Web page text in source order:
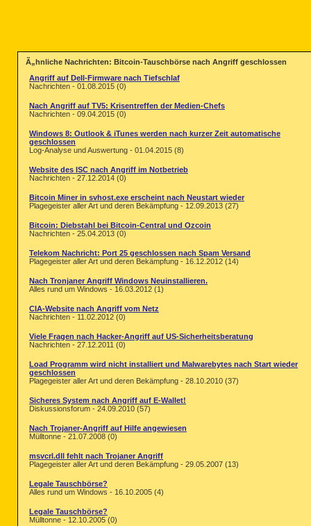
Ã„hnliche Nachrichten: Bitcoin-Tauschbörse nach Angriff geschlossen
Angriff auf Dell-Firmware nach Tiefschlaf
Nachrichten - 01.08.2015 (0)
Nach Angriff auf TV5: Krisentreffen der Medien-Chefs
Nachrichten - 09.04.2015 (0)
Windows 8: Outlook & iTunes werden nach kurzer Zeit automatische
geschlossen
Log-Analyse und Auswertung - 01.04.2015 (8)
Website des ISC nach Angriff im Notbetrieb
Nachrichten - 27.12.2014 (0)
Bitcoin Miner in svhost.exe erscheint nach Neustart wieder
Plagegeister aller Art und deren Bekämpfung - 12.09.2013 (27)
Bitcoin: Diebstahl bei Bitcoin-Central und Ozcoin
Nachrichten - 25.04.2013 (0)
Telekom Nachricht: Port 25 geschlossen nach Spam Versand
Plagegeister aller Art und deren Bekämpfung - 16.12.2012 (14)
Nach Tronjaner Angriff Windows Neuinstallieren.
Alles rund um Windows - 16.03.2012 (1)
CIA-Website nach Angriff vom Netz
Nachrichten - 11.02.2012 (0)
Viele Fragen nach Hacker-Angriff auf US-Sicherheitsberatung
Nachrichten - 27.12.2011 (0)
Load Programm wird nicht installiert und Malwarebytes nach Start wieder
geschlossen
Plagegeister aller Art und deren Bekämpfung - 28.10.2010 (37)
Sicheres System nach Angriff auf E-Wallet!
Diskussionsforum - 24.09.2010 (57)
Nach Trojaner-Angriff auf Hilfe angewiesen
Mülltonne - 21.07.2008 (0)
msvcrl.dll fehlt nach Trojaner Angriff
Plagegeister aller Art und deren Bekämpfung - 29.05.2007 (13)
Legale Tauschbörse?
Alles rund um Windows - 16.10.2005 (4)
Legale Tauschbörse?
Mülltonne - 12.10.2005 (0)